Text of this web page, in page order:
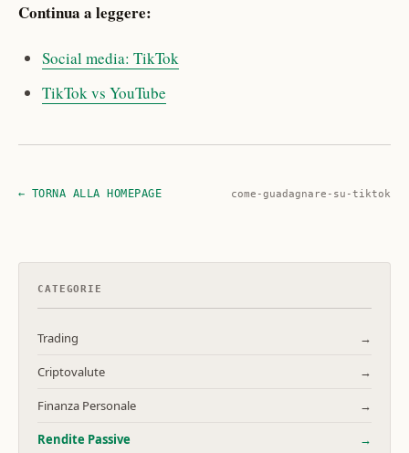
Continua a leggere:
Social media: TikTok
TikTok vs YouTube
← TORNA ALLA HOMEPAGE come-guadagnare-su-tiktok
CATEGORIE
Trading →
Criptovalute →
Finanza Personale →
Rendite Passive →